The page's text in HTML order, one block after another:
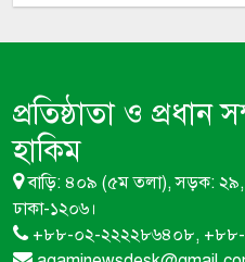
যেতে
প্রতিষ্ঠাতা ও প্রধান
হাকিম
বাড়ি: ৪০৯ (৫ম তলা), সড়ক: ২৯,
ঢাকা-১২০৬।
+৮৮-০২-২২২২৮৬৪০৮,